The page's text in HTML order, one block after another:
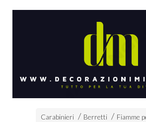
Carabinieri Berretti Fiamme